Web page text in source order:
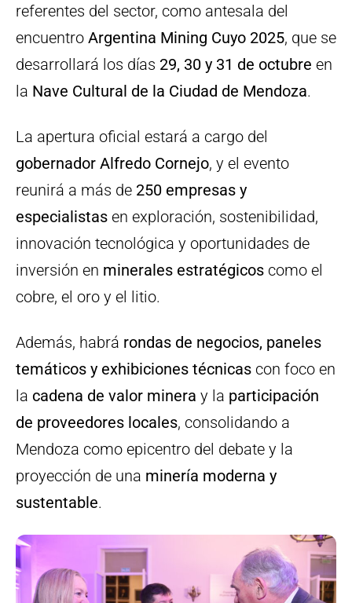
referentes del sector, como antesala del
encuentro Argentina Mining Cuyo 2025, que se
desarrollará los días 29, 30 y 31 de octubre en
la Nave Cultural de la Ciudad de Mendoza.
La apertura oficial estará a cargo del
gobernador Alfredo Cornejo, y el evento
reunirá a más de 250 empresas y
especialistas en exploración, sostenibilidad,
innovación tecnológica y oportunidades de
inversión en minerales estratégicos como el
cobre, el oro y el litio.
Además, habrá rondas de negocios, paneles
temáticos y exhibiciones técnicas con foco en
la cadena de valor minera y la participación
de proveedores locales, consolidando a
Mendoza como epicentro del debate y la
proyección de una minería moderna y
sustentable.